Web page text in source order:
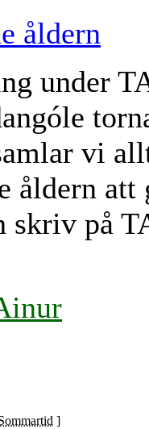
åldern
under
vi
åldern att
skriv på
]